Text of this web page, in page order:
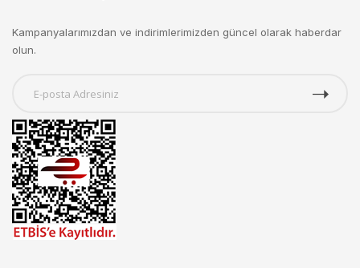
Kampanyalarımızdan ve indirimlerimizden güncel olarak haberdar
olun.